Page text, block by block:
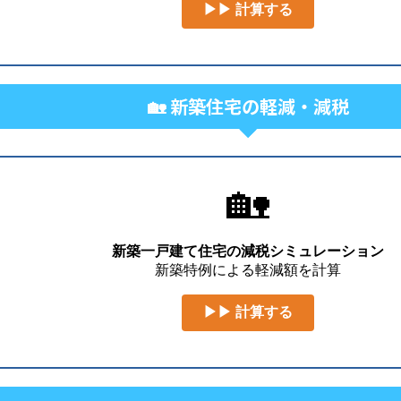
▶▶ 計算する
🏡 新築住宅の軽減・減税
🏡
新築一戸建て住宅の減税シミュレーション
新築特例による軽減額を計算
▶▶ 計算する